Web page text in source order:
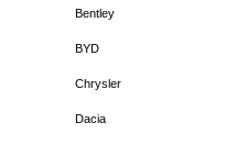
Bentley
BYD
Chrysler
Dacia